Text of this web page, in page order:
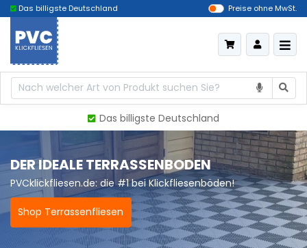
Das billigste Deutschland Lieferung innerhalb von 5
Preise ohne MwSt.
Das billigste Deutschland
DER IDEALE TERRASSENBODEN
PVCklickfliesen.de: die #1 bei Klickfliesenböden!
Shop Terrassenfliesen